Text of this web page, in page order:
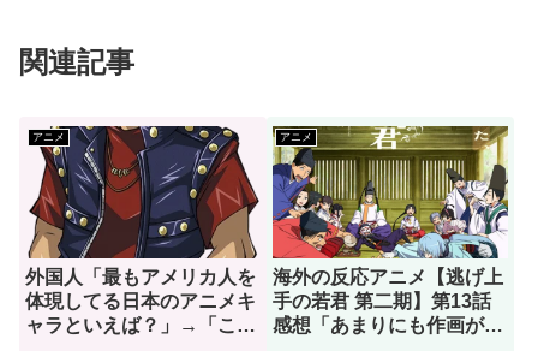
関連記事
アニメ
外国人「最もアメリカ人を
体現してる日本のアニメキ
ャラといえば？」→「これ
アニメ
海外の反応アニメ【逃げ上
手の若君 第二期】第13話
感想「あまりにも作画が良